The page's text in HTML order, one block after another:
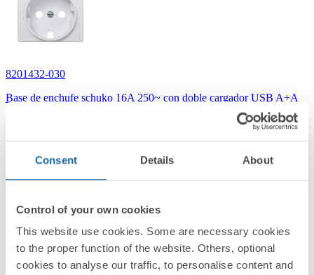
Consent Details About
Control of your own cookies
This website use cookies. Some are necessary cookies
to the proper function of the website. Others, optional
cookies to analyse our traffic, to personalise content and
8201432-030
Base de enchufe schuko 16A 250~ con doble cargador USB A+A
Blanco
Simon 82